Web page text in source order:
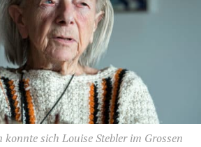
sich Louise Stebler im Grossen